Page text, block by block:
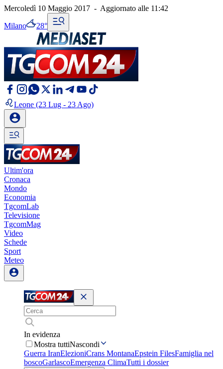
Mercoledì 10 Maggio 2017 - Aggiornato alle 11:42
Milano 28°
Leone (23 Lug - 23 Ago)
Ultim'ora
Cronaca
Mondo
Economia
TgcomLab
Televisione
TgcomMag
Video
Schede
Sport
Meteo
In evidenza
Mostra tuttiNascondi
Guerra IranElezioniCrans MontanaEpstein FilesFamiglia nel
boscoGarlascoEmergenza ClimaTutti i dossier